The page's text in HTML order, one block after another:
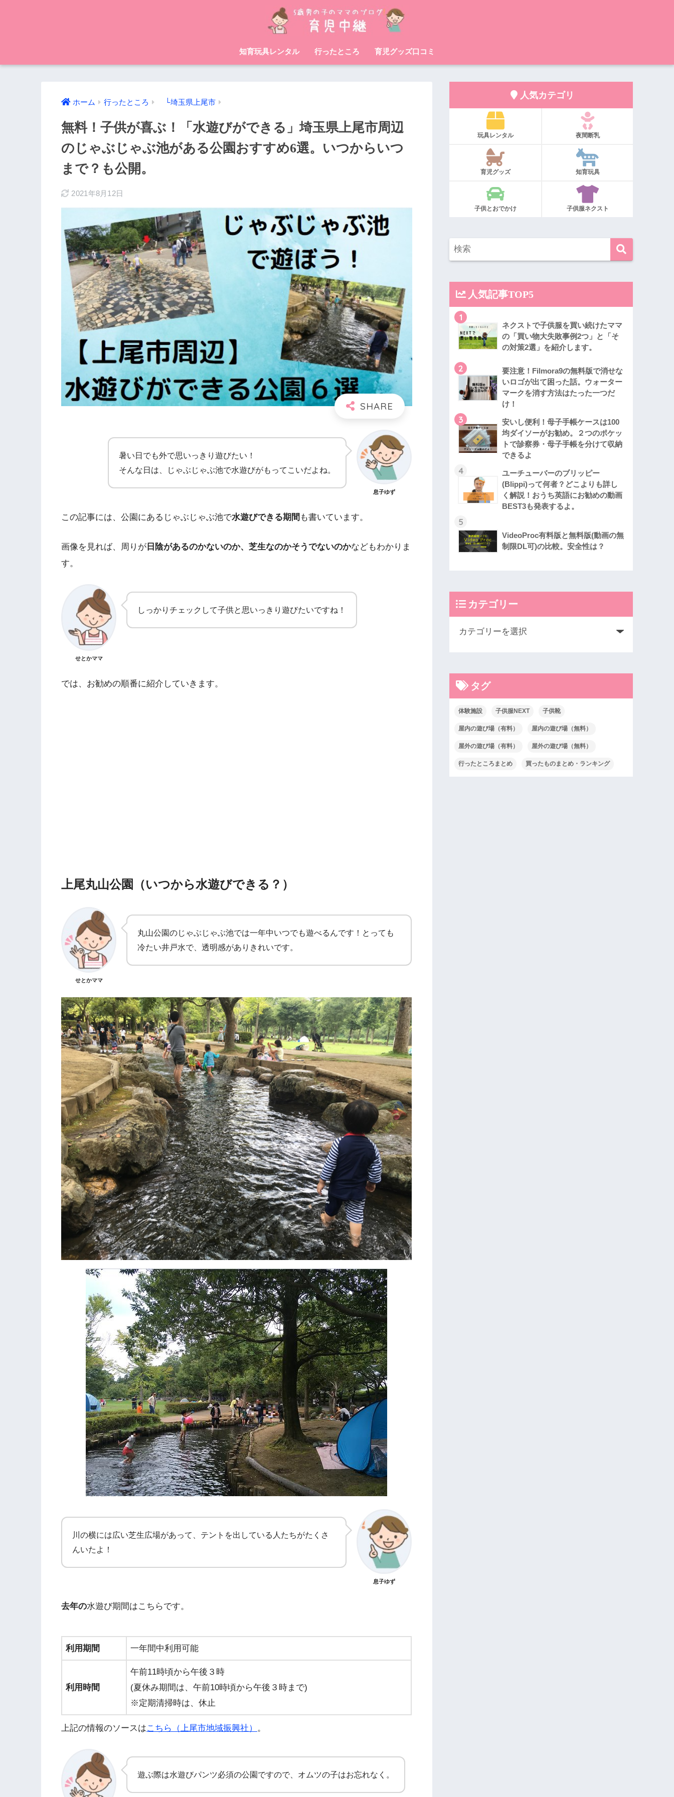
知育玩具レンタル 行ったところ 育児グッズ口コミ
ホーム 行ったところ └埼玉県上尾市
無料！子供が喜ぶ！「水遊びができる」埼玉県上尾市周辺
のじゃぶじゃぶ池がある公園おすすめ6選。いつからいつ
まで？も公開。
2021年8月12日
暑い日でも外で思いっきり遊びたい！
そんな日は、じゃぶじゃぶ池で水遊びがもってこいだよね。
息子ゆず
この記事には、公園にあるじゃぶじゃぶ池で水遊びできる期間 も書いています。
画像を見れば、周りが 日陰があるのかないのか、芝生なのかそうでないのかなどもわかりま
す。
せとかママ
しっかりチェックして子供と思いっきり遊びたいですね！
では、お勧めの順番に紹介していきます。
上尾丸山公園（いつから水遊びできる？）
せとかママ
丸山公園のじゃぶじゃぶ池では一年中いつでも遊べるんです！とっても
冷たい井戸水で、透明感がありきれいです。
川の横には広い芝生広場があって、テントを出している人たちがたくさ
んいたよ！
息子ゆず
去年の水遊び期間はこちらです。
利用期間 一年間中利用可能
利用時間
午前11時頃から午後３時
(夏休み期間は、午前10時頃から午後３時まで)
※定期清掃時は、休止
上記の情報のソースはこちら（上尾市地域振興社） 。
遊ぶ際は水遊びパンツ必須の公園ですので、オムツの子はお忘れなく。
人気カテゴリ
玩具レンタル 夜間断乳
育児グッズ 知育玩具
子供とおでかけ 子供服ネクスト
人気記事TOP5
1
ネクストで子供服を買い続けたママ
の「買い物大失敗事例2つ」と「そ
の対策2選」を紹介します。
2
要注意！Filmora9の無料版で消せな
いロゴが出て困った話。ウォーター
マークを消す方法はたった一つだ
け！
3
安いし便利！母子手帳ケースは100
均ダイソーがお勧め。２つのポケッ
トで診察券・母子手帳を分けて収納
できるよ
4
ユーチューバーのブリッピー
(Blippi)って何者？どこよりも詳し
く解説！おうち英語にお勧めの動画
BEST3も発表するよ。
5
VideoProc有料版と無料版(動画の無
制限DL可)の比較。安全性は？
カテゴリー
タグ
体験施設 子供服NEXT 子供靴
屋内の遊び場（有料） 屋内の遊び場（無料）
屋外の遊び場（有料） 屋外の遊び場（無料）
行ったところまとめ 買ったものまとめ・ランキング